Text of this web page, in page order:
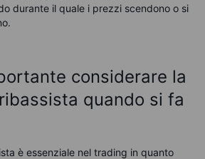
durante il quale i prezzi scendono o si
considerare la
quando si fa
è essenziale nel trading in quanto